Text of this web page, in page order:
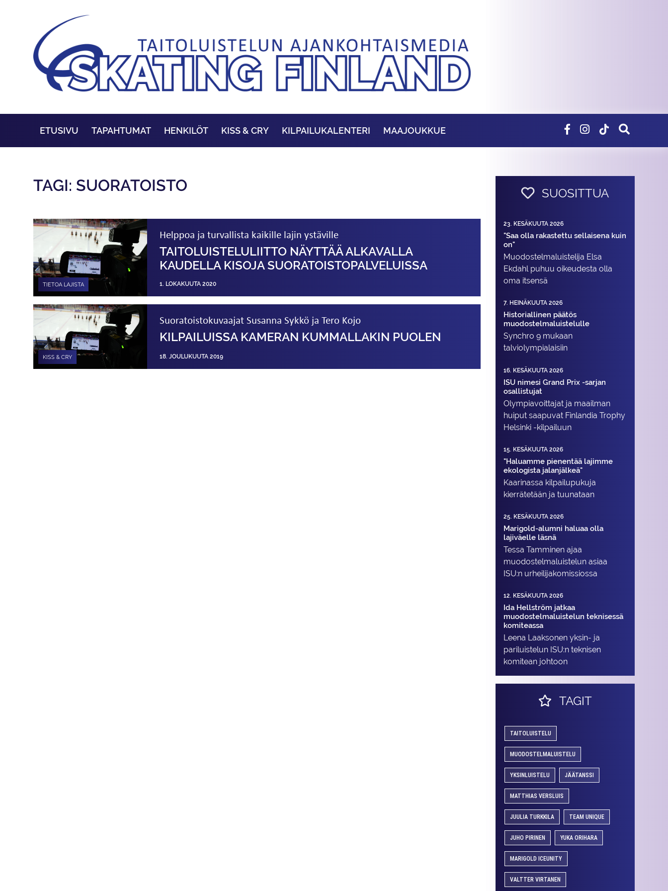
ETUSIVU TAPAHTUMAT HENKILÖT KISS & CRY KILPAILUKALENTERI MAAJOUKKUE
TAGI: SUORATOISTO
TIETOA LAJISTA
Helppoa ja turvallista kaikille lajin ystäville
TAITOLUISTELULIITTO NÄYTTÄÄ ALKAVALLA
KAUDELLA KISOJA SUORATOISTO­PALVELUISSA
1. LOKAKUUTA 2020
KISS & CRY
Suoratoistokuvaajat Susanna Sykkö ja Tero Kojo
KILPAILUISSA KAMERAN KUMMALLAKIN PUOLEN
18. JOULUKUUTA 2019
SUOSITTUA
23. KESÄKUUTA 2026
"Saa olla rakastettu sellaisena kuin
on"
Muodostelma­luistelija Elsa
Ekdahl puhuu oikeudesta olla
oma itsensä
7. HEINÄKUUTA 2026
Historiallinen päätös
muodostelmaluistelulle
Synchro 9 mukaan
talviolympialaisiin
16. KESÄKUUTA 2026
ISU nimesi Grand Prix -sarjan
osallistujat
Olympiavoittajat ja maailman
huiput saapuvat Finlandia Trophy
Helsinki -kilpailuun
15. KESÄKUUTA 2026
"Haluamme pienentää lajimme
ekologista jalanjälkeä"
Kaarinassa kilpailupukuja
kierrätetään ja tuunataan
25. KESÄKUUTA 2026
Marigold-alumni haluaa olla
lajiväelle läsnä
Tessa Tamminen ajaa
muodostelma­luistelun asiaa
ISU:n urheilija­komissiossa
12. KESÄKUUTA 2026
Ida Hellström jatkaa
muodostelmaluistelun teknisessä
komiteassa
Leena Laaksonen yksin- ja
pariluistelun ISU:n teknisen
komitean johtoon
TAGIT
TAITOLUISTELU
MUODOSTELMALUISTELU
YKSINLUISTELU JÄÄTANSSI
MATTHIAS VERSLUIS
JUULIA TURKKILA TEAM UNIQUE
JUHO PIRINEN YUKA ORIHARA
MARIGOLD ICEUNITY
VALTTER VIRTANEN